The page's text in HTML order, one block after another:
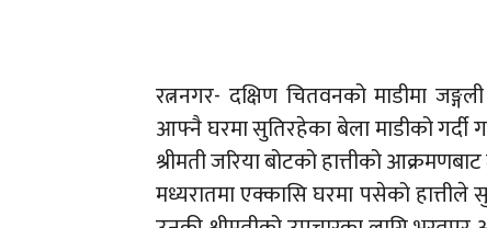
रत्ननगर- दक्षिण चितवनको माडीमा
आफ्नै घरमा सुतिरहेका बेला माडीको गर्दी
श्रीमती जरिया बोटको हात्तीको
मध्यरातमा एक्कासि घरमा पसेको